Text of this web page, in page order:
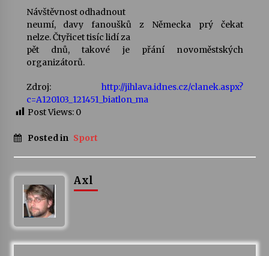
Návštěvnost odhadnout
neumí, davy fanoušků z Německa prý čekat
nelze. Čtyřicet tisíc lidí za
pět dnů, takové je přání novoměstských
organizátorů.
Zdroj: http://jihlava.idnes.cz/clanek.aspx?
c=A120103_121451_biatlon_ma
Post Views: 0
Posted in Sport
Axl